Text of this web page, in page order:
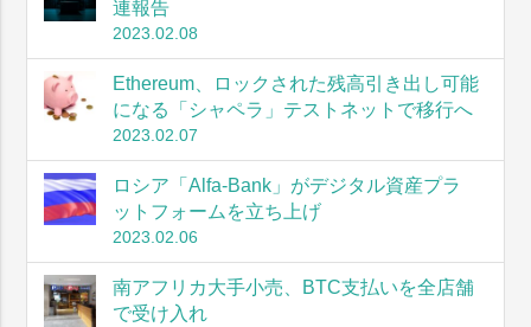
連報告
2023.02.08
Ethereum、ロックされた残高引き出し可能
になる「シャペラ」テストネットで移行へ
2023.02.07
ロシア「Alfa-Bank」がデジタル資産プラ
ットフォームを立ち上げ
2023.02.06
南アフリカ大手小売、BTC支払いを全店舗
で受け入れ